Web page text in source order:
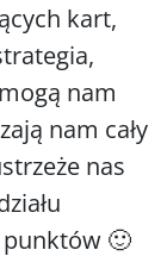
kart,
nam
nam cały
nas
🙂